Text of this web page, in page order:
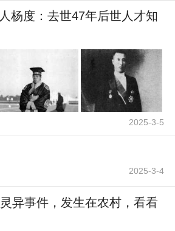
杨度：去世47年后世人才知
2025-3-5
2025-3-4
异事件，发生在农村，看看